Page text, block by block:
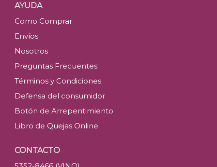
AYUDA
Como Comprar
Envíos
Nosotros
Preguntas Frecuentes
Términos y Condiciones
Defensa del consumidor
Botón de Arrepentimiento
Libro de Quejas Online
CONTACTO